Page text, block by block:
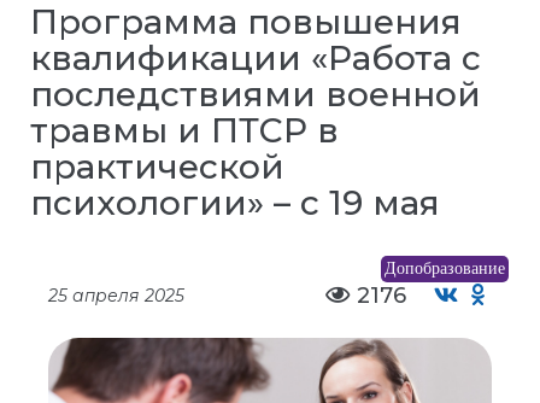
Программа повышения
квалификации «Работа с
последствиями военной
травмы и ПТСР в
практической
психологии» – с 19 мая
Допобразование
25 апреля 2025 2176